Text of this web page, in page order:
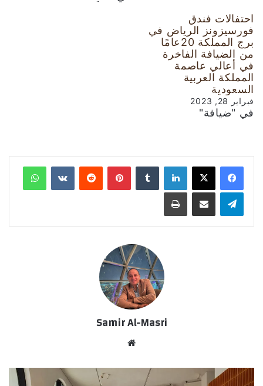
احتفالات فندق
فورسيزونز الرياض في
برج المملكة 20عامًا
من الضيافة الفاخرة
في أعالي عاصمة
المملكة العربية
السعودية
فبراير 28, 2023
في "ضيافة"
لينكدإن بينتيريست
Samir Al-Masri
الوي